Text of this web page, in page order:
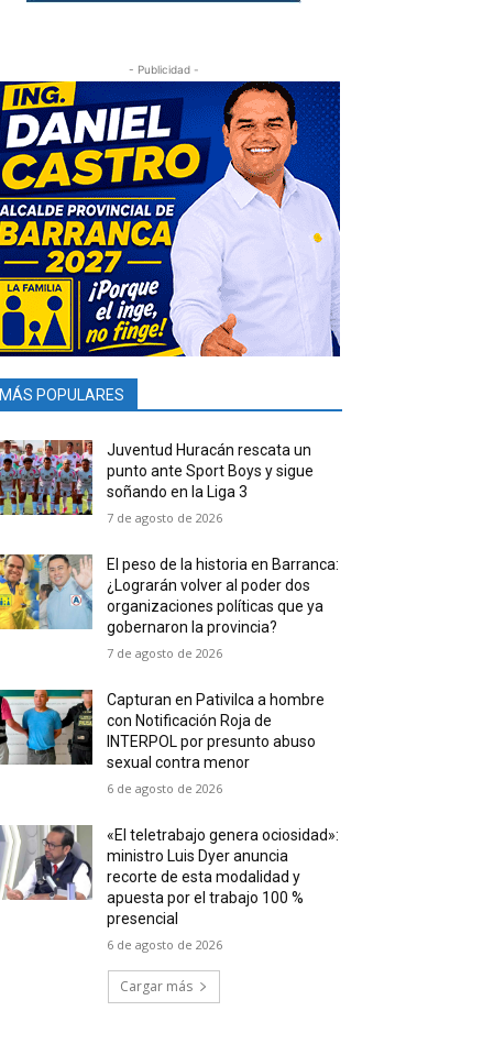
- Publicidad -
MÁS POPULARES
Juventud Huracán rescata un
punto ante Sport Boys y sigue
soñando en la Liga 3
7 de agosto de 2026
El peso de la historia en Barranca:
¿Lograrán volver al poder dos
organizaciones políticas que ya
gobernaron la provincia?
7 de agosto de 2026
Capturan en Pativilca a hombre
con Notificación Roja de
INTERPOL por presunto abuso
sexual contra menor
6 de agosto de 2026
«El teletrabajo genera ociosidad»:
ministro Luis Dyer anuncia
recorte de esta modalidad y
apuesta por el trabajo 100 %
presencial
6 de agosto de 2026
Cargar más